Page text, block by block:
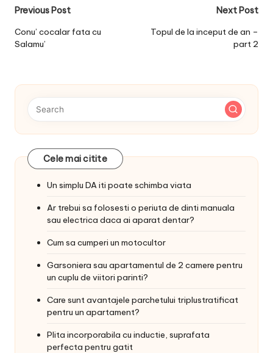
Post
navigation
Previous Post
Conu’ cocalar fata cu
Salamu’
Next Post
Topul de la inceput de an –
part 2
Cele mai citite
Un simplu DA iti poate schimba viata
Ar trebui sa folosesti o periuta de dinti manuala
sau electrica daca ai aparat dentar?
Cum sa cumperi un motocultor
Garsoniera sau apartamentul de 2 camere pentru
un cuplu de viitori parinti?
Care sunt avantajele parchetului triplustratificat
pentru un apartament?
Plita incorporabila cu inductie, suprafata
perfecta pentru gatit